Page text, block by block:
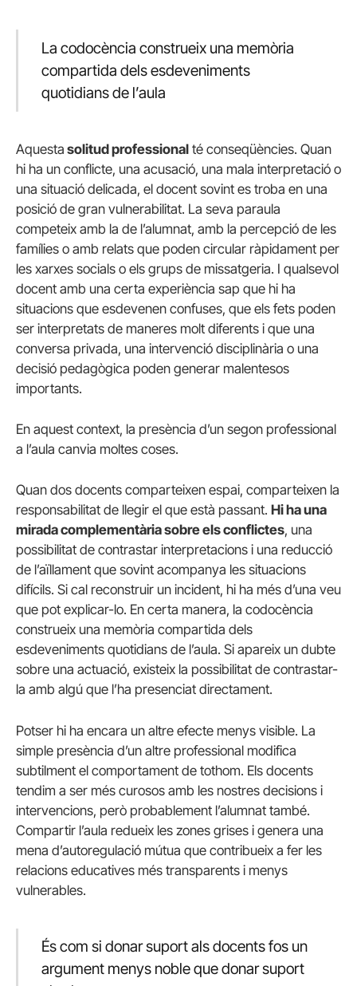
La codocència construeix una memòria
compartida dels esdeveniments
quotidians de l’aula
Aquesta solitud professional té conseqüències. Quan
hi ha un conflicte, una acusació, una mala interpretació o
una situació delicada, el docent sovint es troba en una
posició de gran vulnerabilitat. La seva paraula
competeix amb la de l’alumnat, amb la percepció de les
famílies o amb relats que poden circular ràpidament per
les xarxes socials o els grups de missatgeria. I qualsevol
docent amb una certa experiència sap que hi ha
situacions que esdevenen confuses, que els fets poden
ser interpretats de maneres molt diferents i que una
conversa privada, una intervenció disciplinària o una
decisió pedagògica poden generar malentesos
importants.
En aquest context, la presència d’un segon professional
a l’aula canvia moltes coses.
Quan dos docents comparteixen espai, comparteixen la
responsabilitat de llegir el que està passant. Hi ha una
mirada complementària sobre els conflictes, una
possibilitat de contrastar interpretacions i una reducció
de l’aïllament que sovint acompanya les situacions
difícils. Si cal reconstruir un incident, hi ha més d’una veu
que pot explicar-lo. En certa manera, la codocència
construeix una memòria compartida dels
esdeveniments quotidians de l’aula. Si apareix un dubte
sobre una actuació, existeix la possibilitat de contrastar-
la amb algú que l’ha presenciat directament.
Potser hi ha encara un altre efecte menys visible. La
simple presència d’un altre professional modifica
subtilment el comportament de tothom. Els docents
tendim a ser més curosos amb les nostres decisions i
intervencions, però probablement l’alumnat també.
Compartir l’aula redueix les zones grises i genera una
mena d’autoregulació mútua que contribueix a fer les
relacions educatives més transparents i menys
vulnerables.
És com si donar suport als docents fos un
argument menys noble que donar suport